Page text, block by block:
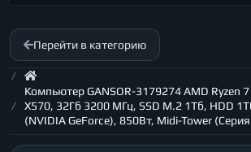
Перейти в категорию
Компьютер GANSOR-3179274 AMD Ryzen
X570, 32Гб 3200 МГц, SSD M.2 1Тб, HDD
(NVIDIA GeForce), 850Вт, Midi-Tower (Серия